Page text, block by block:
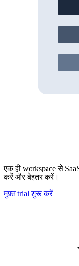
एक ही workspace से
करें और बेहतर करें।
मुफ़्त trial शुरू करें